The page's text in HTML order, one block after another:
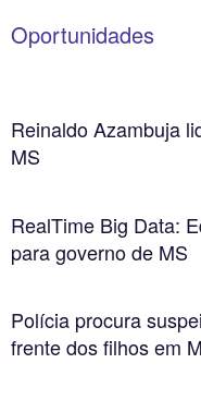
Oportunidades
Reinaldo Azambuja
MS
RealTime Big Data:
para governo de MS
Polícia procura
frente dos filhos em